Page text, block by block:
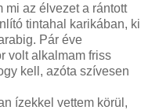
mi az élvezet a rántott
tintahal karikában, ki
Pár éve
volt alkalmam friss
kell, azóta szívesen
ízekkel vettem körül,